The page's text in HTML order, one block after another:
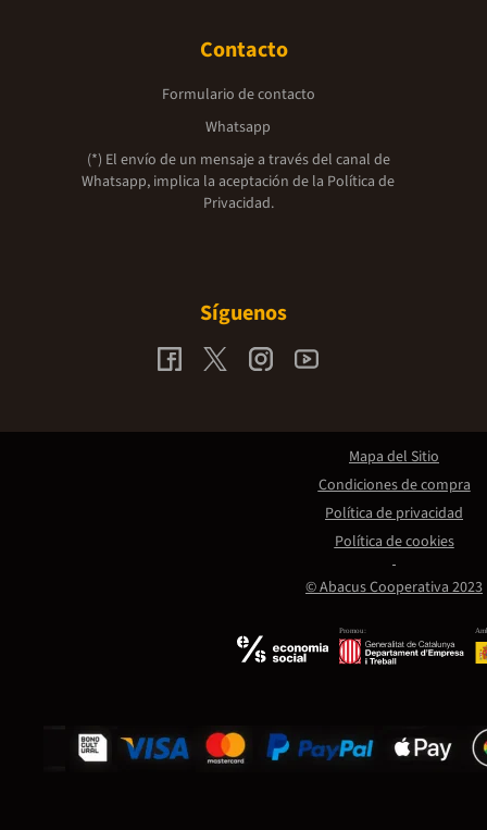
Contacto
Formulario de contacto
Whatsapp
(*) El envío de un mensaje a través del canal de
Whatsapp, implica la aceptación de la Política de
Privacidad.
Síguenos
Promou:
© Abacus Cooperativa 2023
Mapa del Sitio
Condiciones de compra
Política de privacidad
Política de cookies